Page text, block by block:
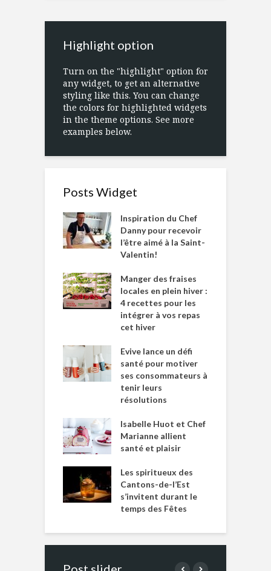
Highlight option
Turn on the "highlight" option for
any widget, to get an alternative
styling like this. You can change
the colors for highlighted widgets
in the theme options. See more
examples below.
Posts Widget
Inspiration du Chef
Danny pour recevoir
l’être aimé à la Saint-
Valentin!
Manger des fraises
locales en plein hiver :
4 recettes pour les
intégrer à vos repas
cet hiver
Evive lance un défi
santé pour motiver
ses consommateurs à
tenir leurs
résolutions
Isabelle Huot et Chef
Marianne allient
santé et plaisir
Les spiritueux des
Cantons-de-l’Est
s’invitent durant le
temps des Fêtes